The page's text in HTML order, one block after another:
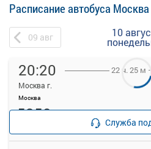
Расписание автобуса
09 авг 10
20:20
Москва г.
Москва
22 ч. 25 м
5350 Служба